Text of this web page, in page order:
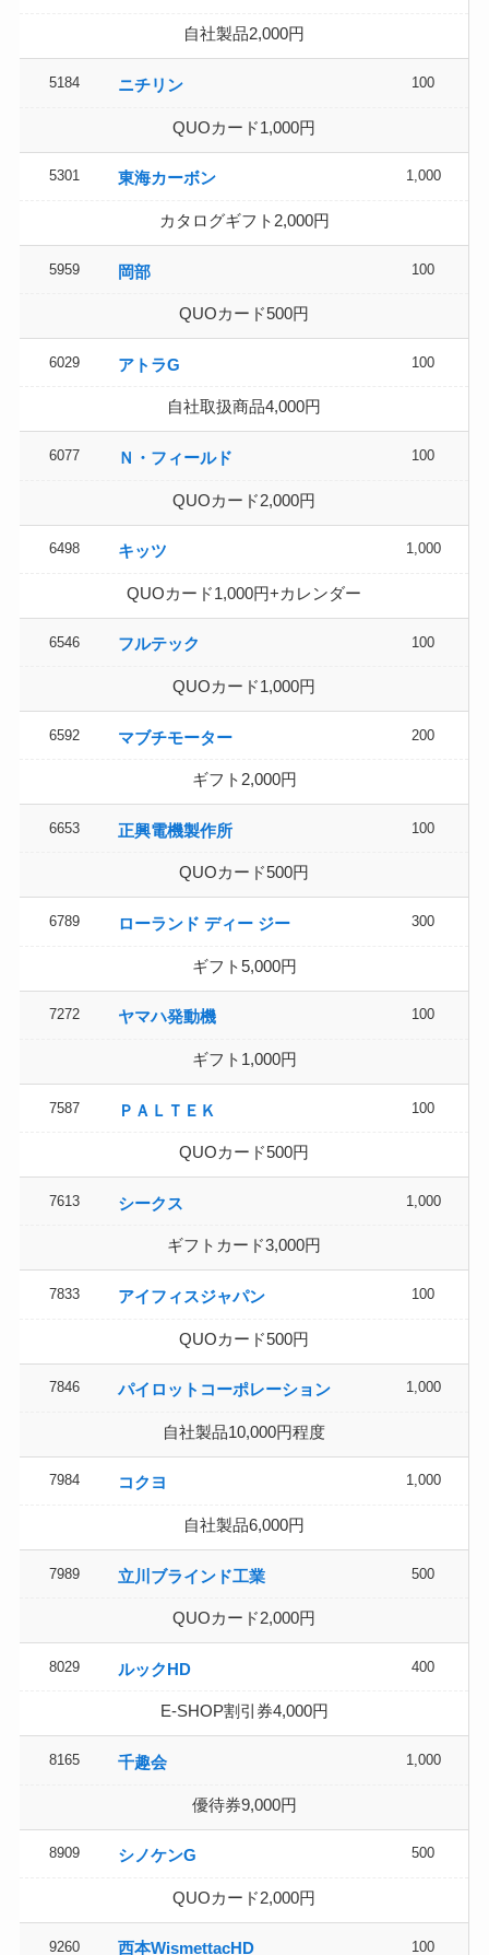
自社製品2,000円
5184 ニチリン 100
QUOカード1,000円
5301 東海カーボン 1,000
カタログギフト2,000円
5959 岡部 100
QUOカード500円
6029 アトラG 100
自社取扱商品4,000円
6077 Ｎ・フィールド 100
QUOカード2,000円
6498 キッツ 1,000
QUOカード1,000円+カレンダー
6546 フルテック 100
QUOカード1,000円
6592 マブチモーター 200
ギフト2,000円
6653 正興電機製作所 100
QUOカード500円
6789 ローランド ディー ジー 300
ギフト5,000円
7272 ヤマハ発動機 100
ギフト1,000円
7587 ＰＡＬＴＥＫ 100
QUOカード500円
7613 シークス 1,000
ギフトカード3,000円
7833 アイフィスジャパン 100
QUOカード500円
7846 パイロットコーポレーション 1,000
自社製品10,000円程度
7984 コクヨ 1,000
自社製品6,000円
7989 立川ブラインド工業 500
QUOカード2,000円
8029 ルックHD 400
E-SHOP割引券4,000円
8165 千趣会 1,000
優待券9,000円
8909 シノケンG 500
QUOカード2,000円
9260 西本WismettacHD 100